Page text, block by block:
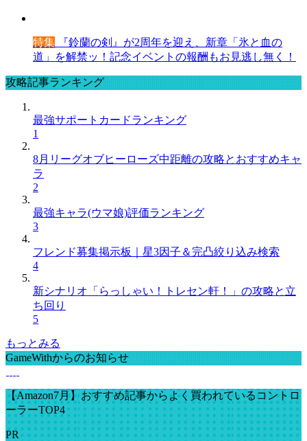
特集 『鈴蘭の剣』が2周年を迎え、新章「氷と血の
道」を解禁ッ！記念イベントの報酬もお見逃し無く！
攻略記事ランキング
最強サポートカードランキング
1
8月リーグオブヒーローズ中距離の攻略とおすすめキャ
ラ
2
最強キャラ(ウマ娘)評価ランキング
3
フレンド募集掲示板｜星3因子＆完凸絞り込み検索
4
新シナリオ「らっしゃい！トレセン軒！」の攻略と立
ち回り
5
もっとみる
GameWithからのお知らせ
【Amazon7月】おすすめ記事からよく買われているコントロ
ーラーTOP4
PR